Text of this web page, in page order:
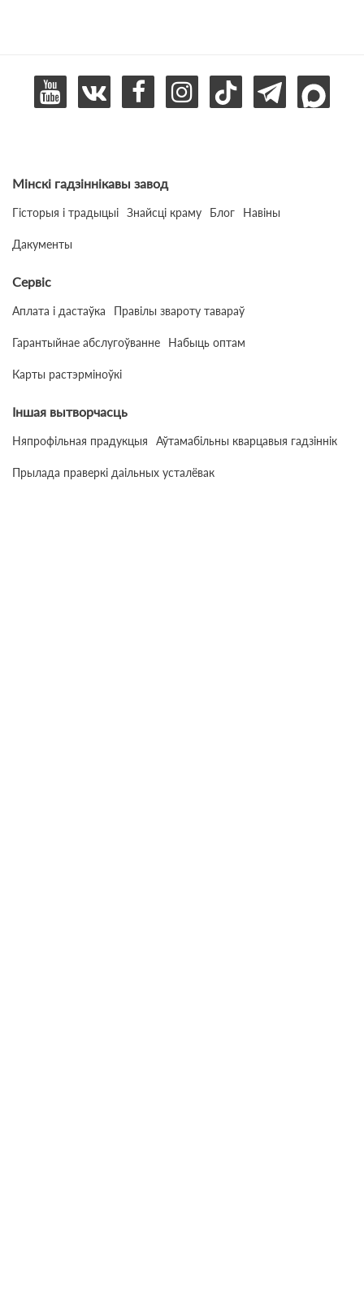
Мінскі гадзіннікавы завод
Гісторыя і традыцыі Знайсці краму Блог Навіны
Дакументы
Сервіс
Аплата і дастаўка Правілы звароту тавараў
Гарантыйнае абслугоўванне Набыць оптам
Карты растэрміноўкі
Іншая вытворчасць
Няпрофільная прадукцыя Аўтамабільны кварцавыя гадзіннік
Прылада праверкі даільных усталёвак